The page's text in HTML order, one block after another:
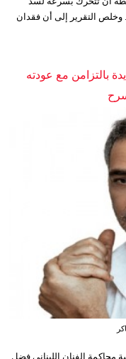
وخلص التقرير إلى أن فقدان
بالتزامن مع عودته
محاكمة الفنان اللبناني فضل